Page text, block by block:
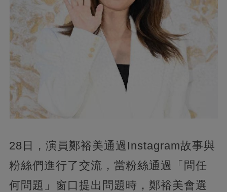
28日，演員鄭裕美通過Instagram故事與
粉絲們進行了交流，當粉絲通過「問任
何問題」窗口提出問題時，鄭裕美會選